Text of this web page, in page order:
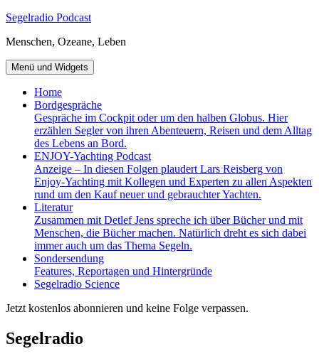
Zum
springen
Segelradio Podcast
Menschen, Ozeane, Leben
Menü und Widgets
Home
Bordgespräche
Gespräche im Cockpit oder um den halben Globus. Hier
erzählen Segler von ihren Abenteuern, Reisen und dem Alltag
des Lebens an Bord.
ENJOY-Yachting Podcast
Anzeige – In diesen Folgen plaudert Lars Reisberg von
Enjoy-Yachting mit Kollegen und Experten zu allen Aspekten
rund um den Kauf neuer und gebrauchter Yachten.
Literatur
Zusammen mit Detlef Jens spreche ich über Bücher und mit
Menschen, die Bücher machen. Natürlich dreht es sich dabei
immer auch um das Thema Segeln.
Sondersendung
Features, Reportagen und Hintergründe
Segelradio Science
Jetzt kostenlos abonnieren und keine Folge verpassen.
Segelradio